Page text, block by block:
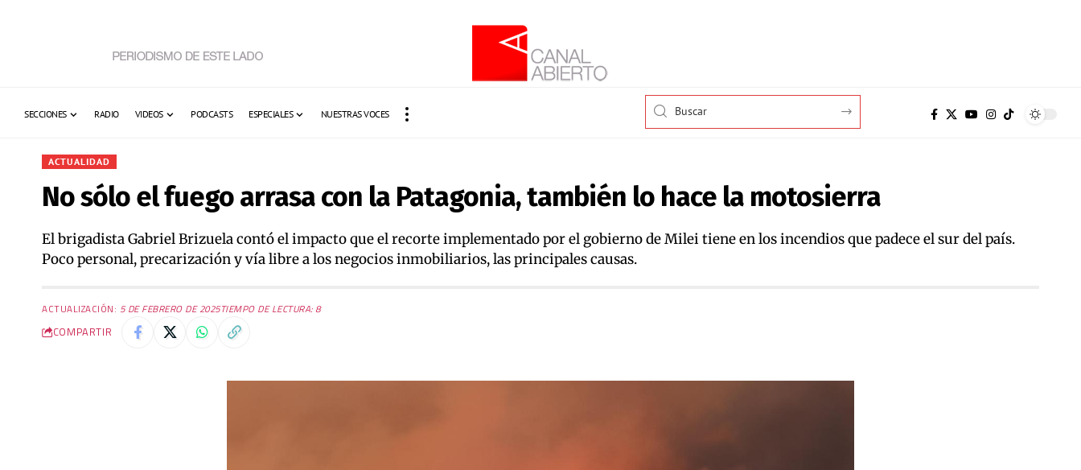
SECCIONES RADIO VIDEOS PODCASTS ESPECIALES NUESTRAS VOCES
ACTUALIDAD
No sólo el fuego arrasa con la Patagonia, también lo hace la motosierra
El brigadista Gabriel Brizuela contó el impacto que el recorte implementado por el gobierno de Milei tiene en los incendios que padece el sur del país.
Poco personal, precarización y vía libre a los negocios inmobiliarios, las principales causas.
ACTUALIZACIÓN: 5 DE FEBRERO DE 2025TIEMPO DE LECTURA: 8
COMPARTIR